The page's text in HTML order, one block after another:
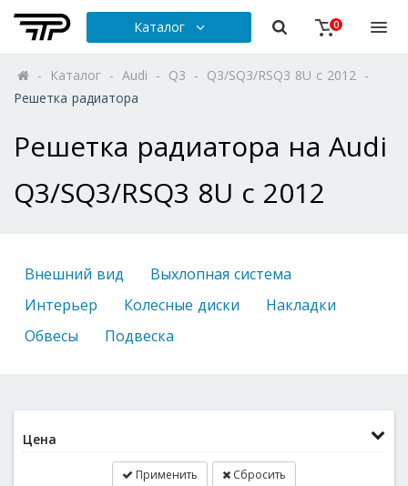
Каталог 0
- Каталог - Audi - Q3 - Q3/SQ3/RSQ3 8U с 2012 -
Решетка радиатора
Решетка радиатора на Audi
Q3/SQ3/RSQ3 8U с 2012
Внешний вид
Выхлопная система
Интерьер
Колесные диски
Накладки
Обвесы
Подвеска
Цена
Применить Сбросить